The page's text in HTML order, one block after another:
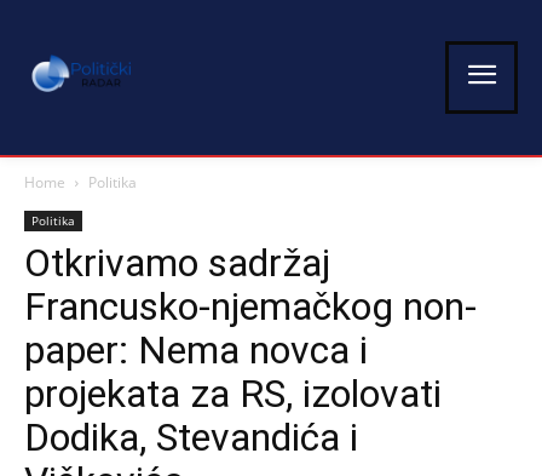
Home Politika
Politika
Otkrivamo sadržaj
Francusko-njemačkog non-
paper: Nema novca i
projekata za RS, izolovati
Dodika, Stevandića i